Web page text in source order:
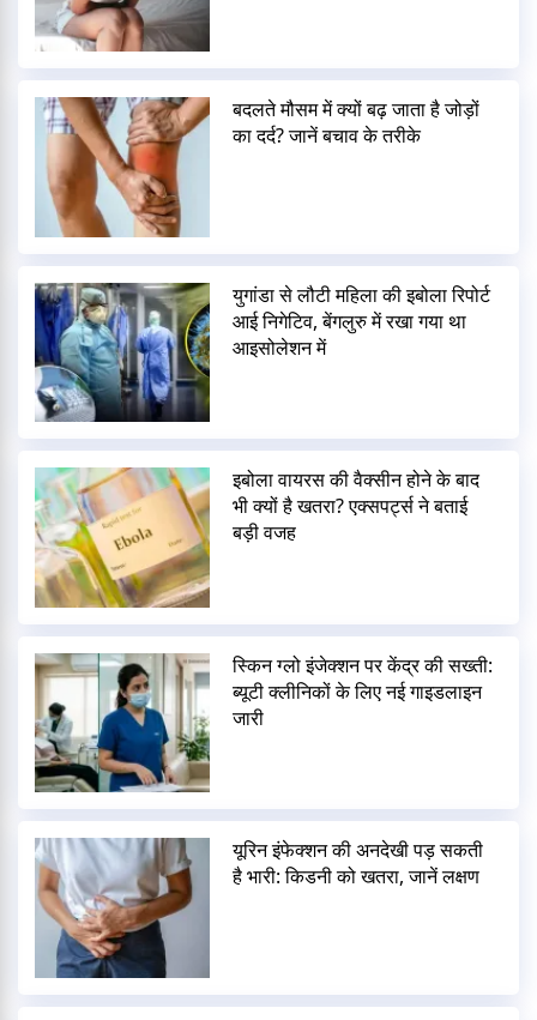
बदलते मौसम में क्यों बढ़ जाता है जोड़ों
का दर्द? जानें बचाव के तरीके
युगांडा से लौटी महिला की इबोला रिपोर्ट
आई निगेटिव, बेंगलुरु में रखा गया था
आइसोलेशन में
इबोला वायरस की वैक्सीन होने के बाद
भी क्यों है खतरा? एक्सपर्ट्स ने बताई
बड़ी वजह
स्किन ग्लो इंजेक्शन पर केंद्र की सख्ती:
ब्यूटी क्लीनिकों के लिए नई गाइडलाइन
जारी
यूरिन इंफेक्शन की अनदेखी पड़ सकती
है भारी: किडनी को खतरा, जानें लक्षण